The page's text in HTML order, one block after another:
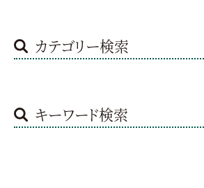
カテゴリー検索
キーワード検索